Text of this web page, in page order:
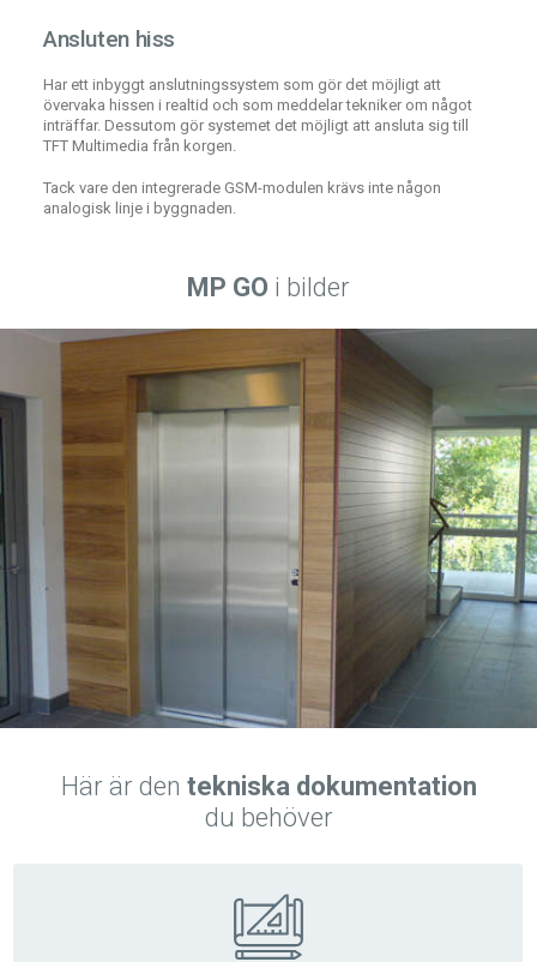
Ansluten hiss
Har ett inbyggt anslutningssystem som gör det möjligt att
övervaka hissen i realtid och som meddelar tekniker om något
inträffar. Dessutom gör systemet det möjligt att ansluta sig till
TFT Multimedia från korgen.
Tack vare den integrerade GSM-modulen krävs inte någon
analogisk linje i byggnaden.
MP GO i bilder
Här är den tekniska dokumentation
du behöver